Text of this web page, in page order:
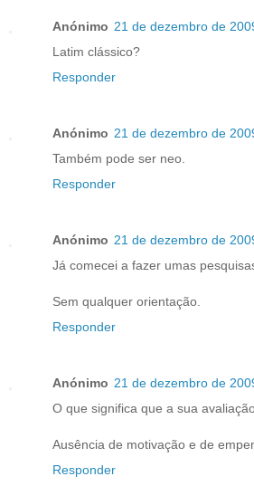
Anónimo 21 de dezembro de
Latim clássico?
Responder
Anónimo 21 de dezembro de
Também pode ser neo.
Responder
Anónimo 21 de dezembro de
Já comecei a fazer umas
Sem qualquer orientação.
Responder
Anónimo 21 de dezembro de
O que significa que a sua
Ausência de motivação e de
Responder